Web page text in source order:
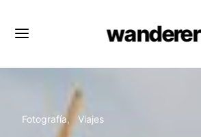
wanderer
Fotografía Viajes